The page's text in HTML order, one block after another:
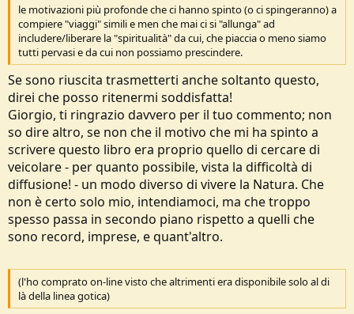
le motivazioni più profonde che ci hanno spinto (o ci spingeranno) a
compiere "viaggi" simili e men che mai ci si "allunga" ad
includere/liberare la "spiritualità" da cui, che piaccia o meno siamo
tutti pervasi e da cui non possiamo prescindere.
Se sono riuscita trasmetterti anche soltanto questo,
direi che posso ritenermi soddisfatta!
Giorgio, ti ringrazio davvero per il tuo commento; non
so dire altro, se non che il motivo che mi ha spinto a
scrivere questo libro era proprio quello di cercare di
veicolare - per quanto possibile, vista la difficoltà di
diffusione! - un modo diverso di vivere la Natura. Che
non è certo solo mio, intendiamoci, ma che troppo
spesso passa in secondo piano rispetto a quelli che
sono record, imprese, e quant'altro.
(l'ho comprato on-line visto che altrimenti era disponibile solo al di
là della linea gotica)